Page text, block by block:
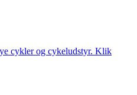
cykler og cykeludstyr. Klik